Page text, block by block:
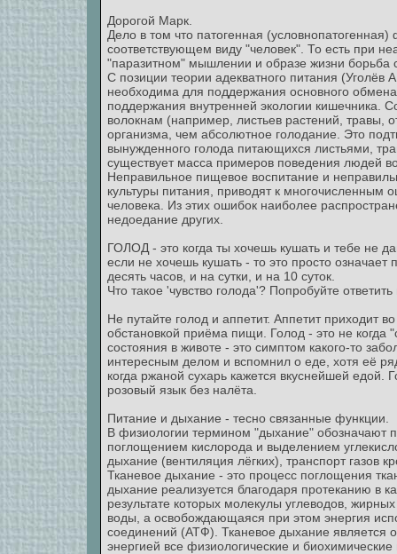
Дорогой Марк.
Дело в том что патогенная
соответствующем виду "человек". То есть при
"паразитном" мышлении и образе жизни борьба
С позиции теории адекватного питания
необходима для поддержания основного
поддержания внутренней экологии кишечника.
волокнам (например, листьев растений, травы,
организма, чем абсолютное голодание. Это
вынужденного голода питающихся листьями,
существует масса примеров поведения людей
Неправильное пищевое воспитание и
культуры питания, приводят к
человека. Из этих ошибок наиболее
недоедание других.
ГОЛОД - это когда ты хочешь кушать и тебе не
если не хочешь кушать - то это просто
десять часов, и на сутки, и на 10 суток.
Что такое 'чувство голода'? Попробуйте
Не путайте голод и аппетит. Аппетит приходит
обстановкой приёма пищи. Голод - это не когда
состояния в животе - это симптом какого-то
интересным делом и вспомнил о еде, хотя её
когда ржаной сухарь кажется вкуснейшей едой.
розовый язык без налёта.
Питание и дыхание - тесно связанные функции.
В физиологии термином "дыхание" обозначают
поглощением кислорода и выделением
дыхание (вентиляция лёгких), транспорт газов
Тканевое дыхание - это процесс поглощения
дыхание реализуется благодаря протеканию в
результате которых молекулы углеводов,
воды, а освобождающаяся при этом энергия
соединений (АТФ). Тканевое дыхание является
энергией все физиологические и